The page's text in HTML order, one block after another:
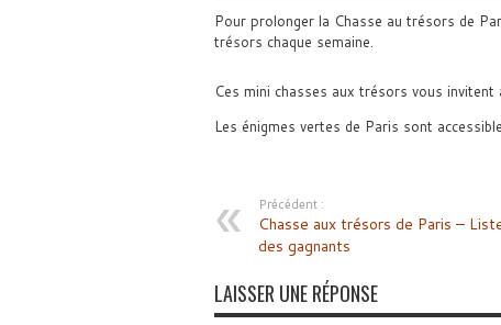
Pour prolonger la Chasse au trésors de
trésors chaque semaine.
Ces mini chasses aux trésors vous
Les énigmes vertes de Paris sont
Précédent :
Chasse aux trésors de Paris –
des gagnants
LAISSER UNE RÉPONSE